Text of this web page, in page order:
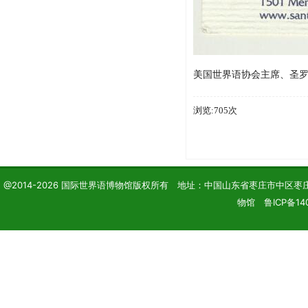
美国世界语协会主席、圣
浏览:705次
@2014-2026 国际世界语博物馆版权所有 地址：中国山东省枣庄市中区
物馆 鲁ICP备